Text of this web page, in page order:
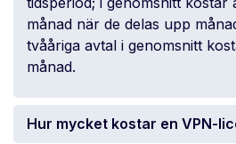
månad när de delas upp
tvååriga avtal i genomsnitt
månad.
Hur mycket kostar en VPN-